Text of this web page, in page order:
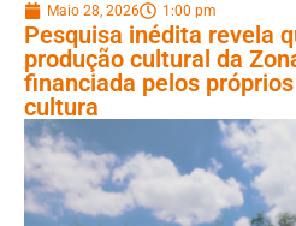
Maio 28, 2026 1:00 pm
Pesquisa inédita revela
produção cultural da
financiada pelos
cultura